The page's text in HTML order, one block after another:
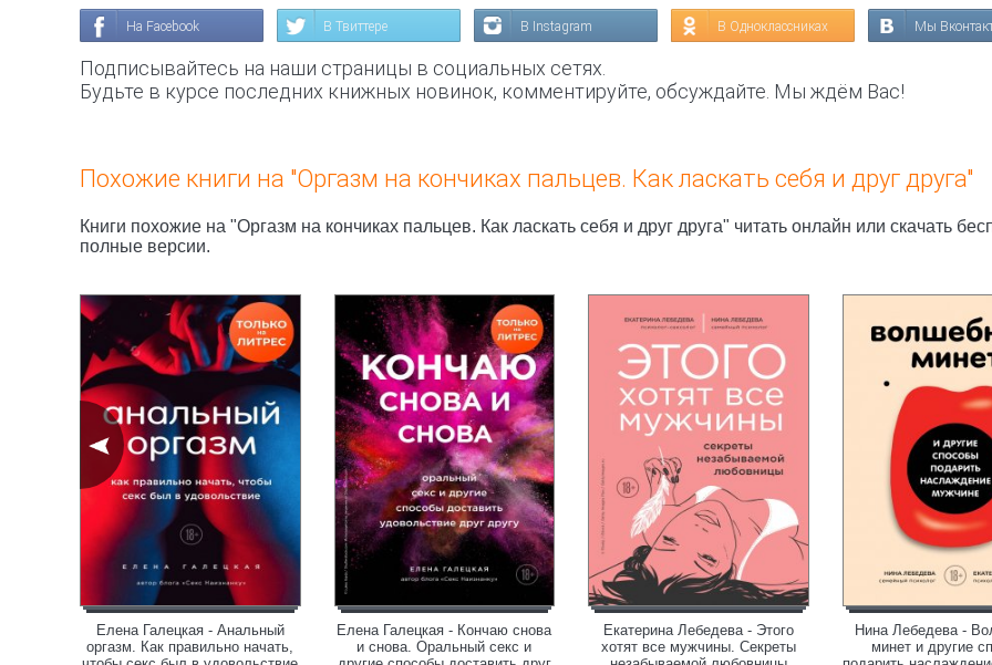
На Facebook В Твиттере В Instagram В Одноклассниках Мы
Подписывайтесь на наши страницы в социальных сетях.
Будьте в курсе последних книжных новинок, комментируйте, обсуждайте. Мы ждём Вас!
Похожие книги на "Оргазм на кончиках пальцев. Как ласкать себя и друг друга"
Книги похожие на "Оргазм на кончиках пальцев. Как ласкать себя и друг друга" читать онлайн или скачать
полные версии.
Елена Галецкая - Анальный
оргазм. Как правильно начать,
Елена Галецкая - Кончаю снова
и снова. Оральный секс и
Екатерина Лебедева - Этого
хотят все мужчины. Секреты
Нина Лебедева -
минет и другие